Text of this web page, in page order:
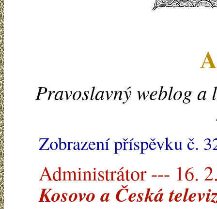
Pravoslavný weblog a
Zobrazení příspěvku č.
Administrátor --- 16.
Kosovo a Česká